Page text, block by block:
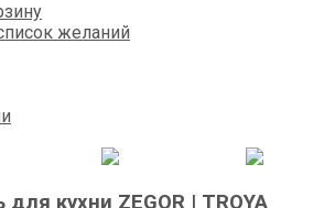
желаний
кухни ZEGOR | TROYA